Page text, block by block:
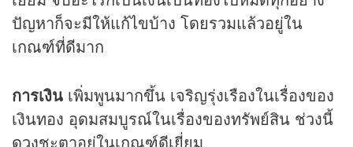
ปัญหาก็จะมีให้แก้ไขบ้าง โดยรวมแล้วอยู่ใน
เกณฑ์ที่ดีมาก
การเงิน เพิ่มพูนมากขึ้น เจริญรุ่งเรืองในเรื่องของ
เงินทอง อุดมสมบูรณ์ในเรื่องของทรัพย์สิน ช่วงนี้
ดวงชะตาอยู่ในเกณฑ์ดีเยี่ยม